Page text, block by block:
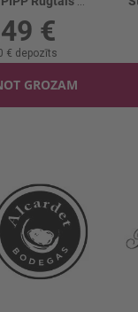
€
€ depozīts
GROZAM